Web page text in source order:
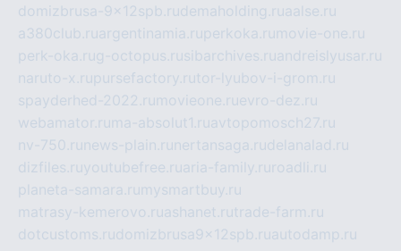
domizbrusa-9x12spb.rudemaholding.ruaalse.ru
a380club.ruargentinamia.ruperkoka.ru movie-one.ru
perk-oka.rug-octopus.rusibarchives.ruandreislyusar.ru
naruto-x.rupursefactory.rutor-lyubov-i-grom.ru
spayderhed-2022.ru movieone.ruevro-dez.ru
webamator.ru ma-absolut1.ruavtopomosch27.ru
nv-750.ru news-plain.ru nertansaga.rudelanalad.ru
dizfiles.ruyoutubefree.ruaria-family.ru roadli.ru
planeta-samara.ru mysmartbuy.ru
matrasy-kemerovo.ruashanet.rutrade-farm.ru
dotcustoms.rudomizbrusa9x12spb.ruautodamp.ru